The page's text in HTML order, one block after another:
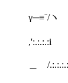
//
,':.:.:.:i
//
＿ゝ/
/